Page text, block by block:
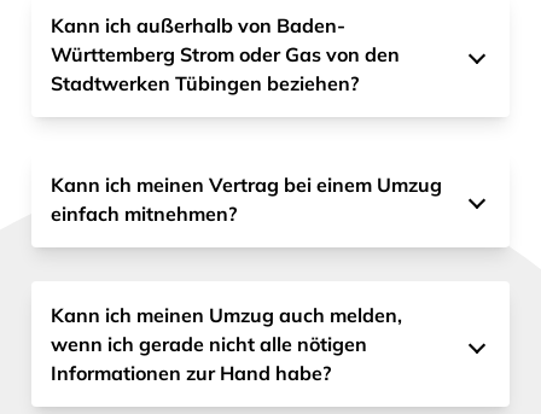
Kann ich außerhalb von Baden-
Württemberg Strom oder Gas von den
Stadtwerken Tübingen beziehen?
Kann ich meinen Vertrag bei einem Umzug
einfach mitnehmen?
Kann ich meinen Umzug auch melden,
wenn ich gerade nicht alle nötigen
Informationen zur Hand habe?